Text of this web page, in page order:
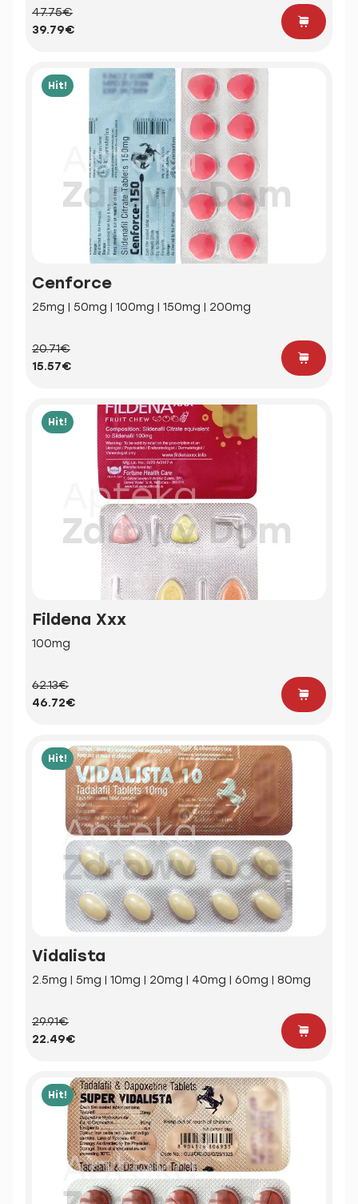
47.75€
39.79€
Hit!
Cenforce
25mg | 50mg | 100mg | 150mg | 200mg
20.71€
15.57€
Hit!
Fildena Xxx
100mg
62.13€
46.72€
Hit!
Vidalista
2.5mg | 5mg | 10mg | 20mg | 40mg | 60mg | 80mg
29.91€
22.49€
Hit!